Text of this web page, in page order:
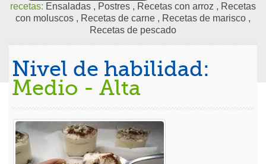
recetas: Ensaladas , Postres , Recetas con arroz , Recetas
con moluscos , Recetas de carne , Recetas de marisco ,
Recetas de pescado
Nivel de habilidad:
Medio - Alta